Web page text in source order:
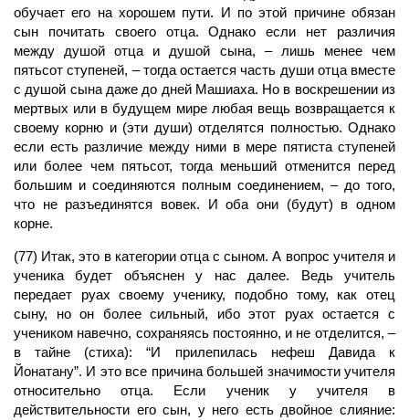
обучает его на хорошем пути. И по этой причине обязан
сын почитать своего отца. Однако если нет различия
между душой отца и душой сына, – лишь менее чем
пятьсот ступеней, – тогда остается часть души отца вместе
с душой сына даже до дней Машиаха. Но в воскрешении из
мертвых или в будущем мире любая вещь возвращается к
своему корню и (эти души) отделятся полностью. Однако
если есть различие между ними в мере пятиста ступеней
или более чем пятьсот, тогда меньший отменится перед
большим и соединяются полным соединением, – до того,
что не разъединятся вовек. И оба они (будут) в одном
корне.
(77) Итак, это в категории отца с сыном. А вопрос учителя и
ученика будет объяснен у нас далее. Ведь учитель
передает руах своему ученику, подобно тому, как отец
сыну, но он более сильный, ибо этот руах остается с
учеником навечно, сохраняясь постоянно, и не отделится, –
в тайне (стиха): “И прилепилась нефеш Давида к
Йонатану”. И это все причина большей значимости учителя
относительно отца. Если ученик у учителя в
действительности его сын, у него есть двойное слияние: